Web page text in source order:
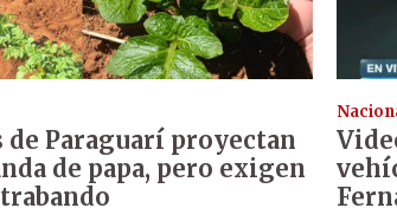
de Paraguarí proyectan
de papa, pero exigen